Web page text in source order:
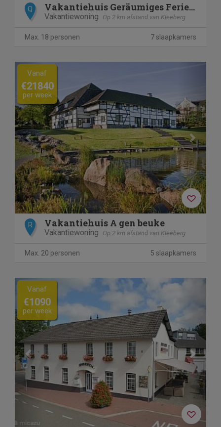
Q Vakantiehuis Geräumiges Ferienhaus in Mechelen mit
Vakantiewoning Op 2 km afstand van Kleeberg
Max. 18 personen 7 slaapkamers
Previous
Vanaf
€21840
per week
R Vakantiehuis A gen beuke
Vakantiewoning Op 2 km afstand van Kleeberg
Max. 20 personen 5 slaapkamers
Previous Next
Vanaf
€1090
per week